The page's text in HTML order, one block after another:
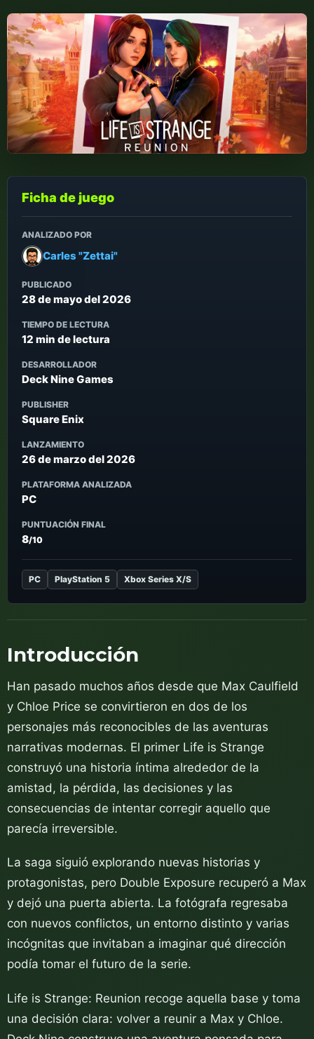
Ficha de juego
ANALIZADO POR
Carles "Zettai"
PUBLICADO
28 de mayo del 2026
TIEMPO DE LECTURA
12 min de lectura
DESARROLLADOR
Deck Nine Games
PUBLISHER
Square Enix
LANZAMIENTO
26 de marzo del 2026
PLATAFORMA ANALIZADA
PC
PUNTUACIÓN FINAL
8/10
PC PlayStation 5 Xbox Series X/S
Introducción
Han pasado muchos años desde que Max Caulfield
y Chloe Price se convirtieron en dos de los
personajes más reconocibles de las aventuras
narrativas modernas. El primer Life is Strange
construyó una historia íntima alrededor de la
amistad, la pérdida, las decisiones y las
consecuencias de intentar corregir aquello que
parecía irreversible.
La saga siguió explorando nuevas historias y
protagonistas, pero Double Exposure recuperó a Max
y dejó una puerta abierta. La fotógrafa regresaba
con nuevos conflictos, un entorno distinto y varias
incógnitas que invitaban a imaginar qué dirección
podía tomar el futuro de la serie.
Life is Strange: Reunion recoge aquella base y toma
una decisión clara: volver a reunir a Max y Chloe.